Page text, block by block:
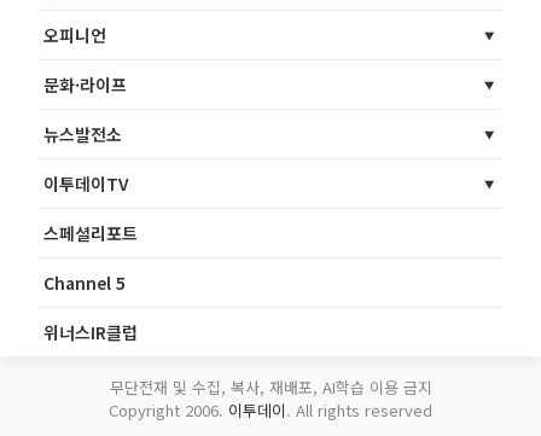
오피니언
문화·라이프
뉴스발전소
이투데이TV
스페셜리포트
Channel 5
위너스IR클럽
무단전재 및 수집, 복사, 재배포, AI학습 이용 금지
Copyright 2006. 이투데이. All rights reserved